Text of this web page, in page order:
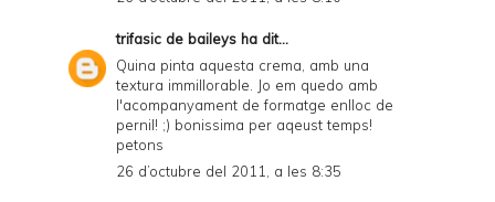
trifasic de baileys ha dit...
Quina pinta aquesta crema, amb una
textura immillorable. Jo em quedo amb
l'acompanyament de formatge enlloc de
pernil! ;) bonissima per aqeust temps!
petons
26 d’octubre del 2011, a les 8:35